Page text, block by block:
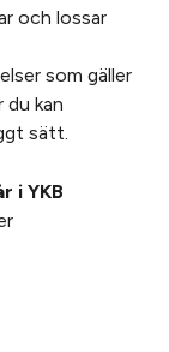
och lossar
som gäller
kan
sätt.
i YKB